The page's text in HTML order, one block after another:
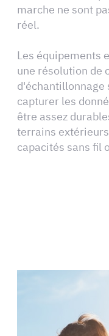
marche ne sont
réel.
Les équipements
une résolution de
d'échantillonnage
capturer les
être assez
terrains
capacités sans fil